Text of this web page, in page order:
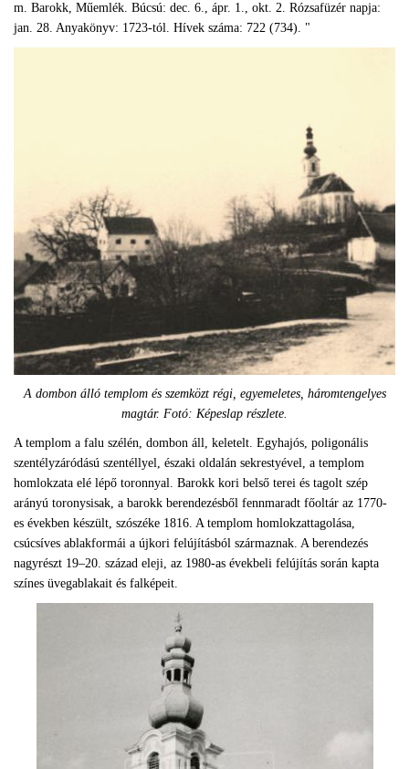
m. Barokk, Műemlék. Búcsú: dec. 6., ápr. 1., okt. 2. Rózsafüzér napja:
jan. 28. Anyakönyv: 1723-tól. Hívek száma: 722 (734). "
A dombon álló templom és szemközt régi, egyemeletes, háromtengelyes
magtár. Fotó: Képeslap részlete.
A templom a falu szélén, dombon áll, keletelt. Egyhajós, poligonális
szentélyzáródású szentéllyel, északi oldalán sekrestyével, a templom
homlokzata elé lépő toronnyal. Barokk kori belső terei és tagolt szép
arányú toronysisak, a barokk berendezésből fennmaradt főoltár az 1770-
es években készült, szószéke 1816. A templom homlokzattagolása,
csúcsíves ablakformái a újkori felújításból származnak. A berendezés
nagyrészt 19–20. század eleji, az 1980-as évekbeli felújítás során kapta
színes üvegablakait és falképeit.